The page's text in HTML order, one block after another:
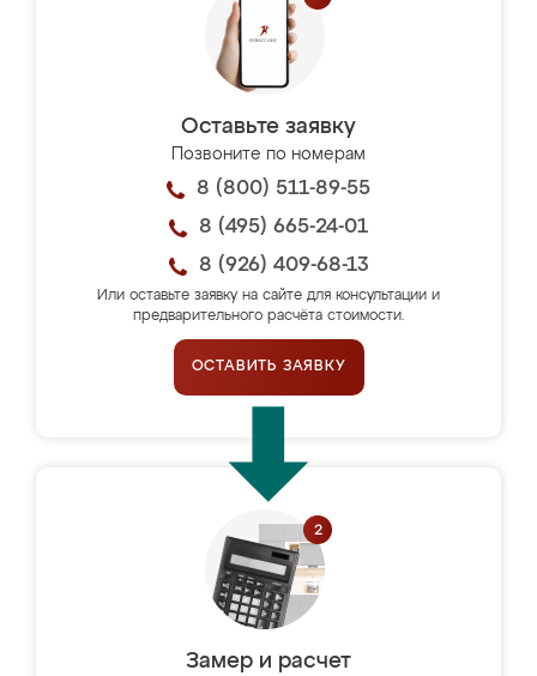
Оставьте заявку
Позвоните по номерам
8 (800) 511-89-55
8 (495) 665-24-01
8 (926) 409-68-13
Или оставьте заявку на сайте для консультации и
предварительного расчёта стоимости.
ОСТАВИТЬ ЗАЯВКУ
Замер и расчет